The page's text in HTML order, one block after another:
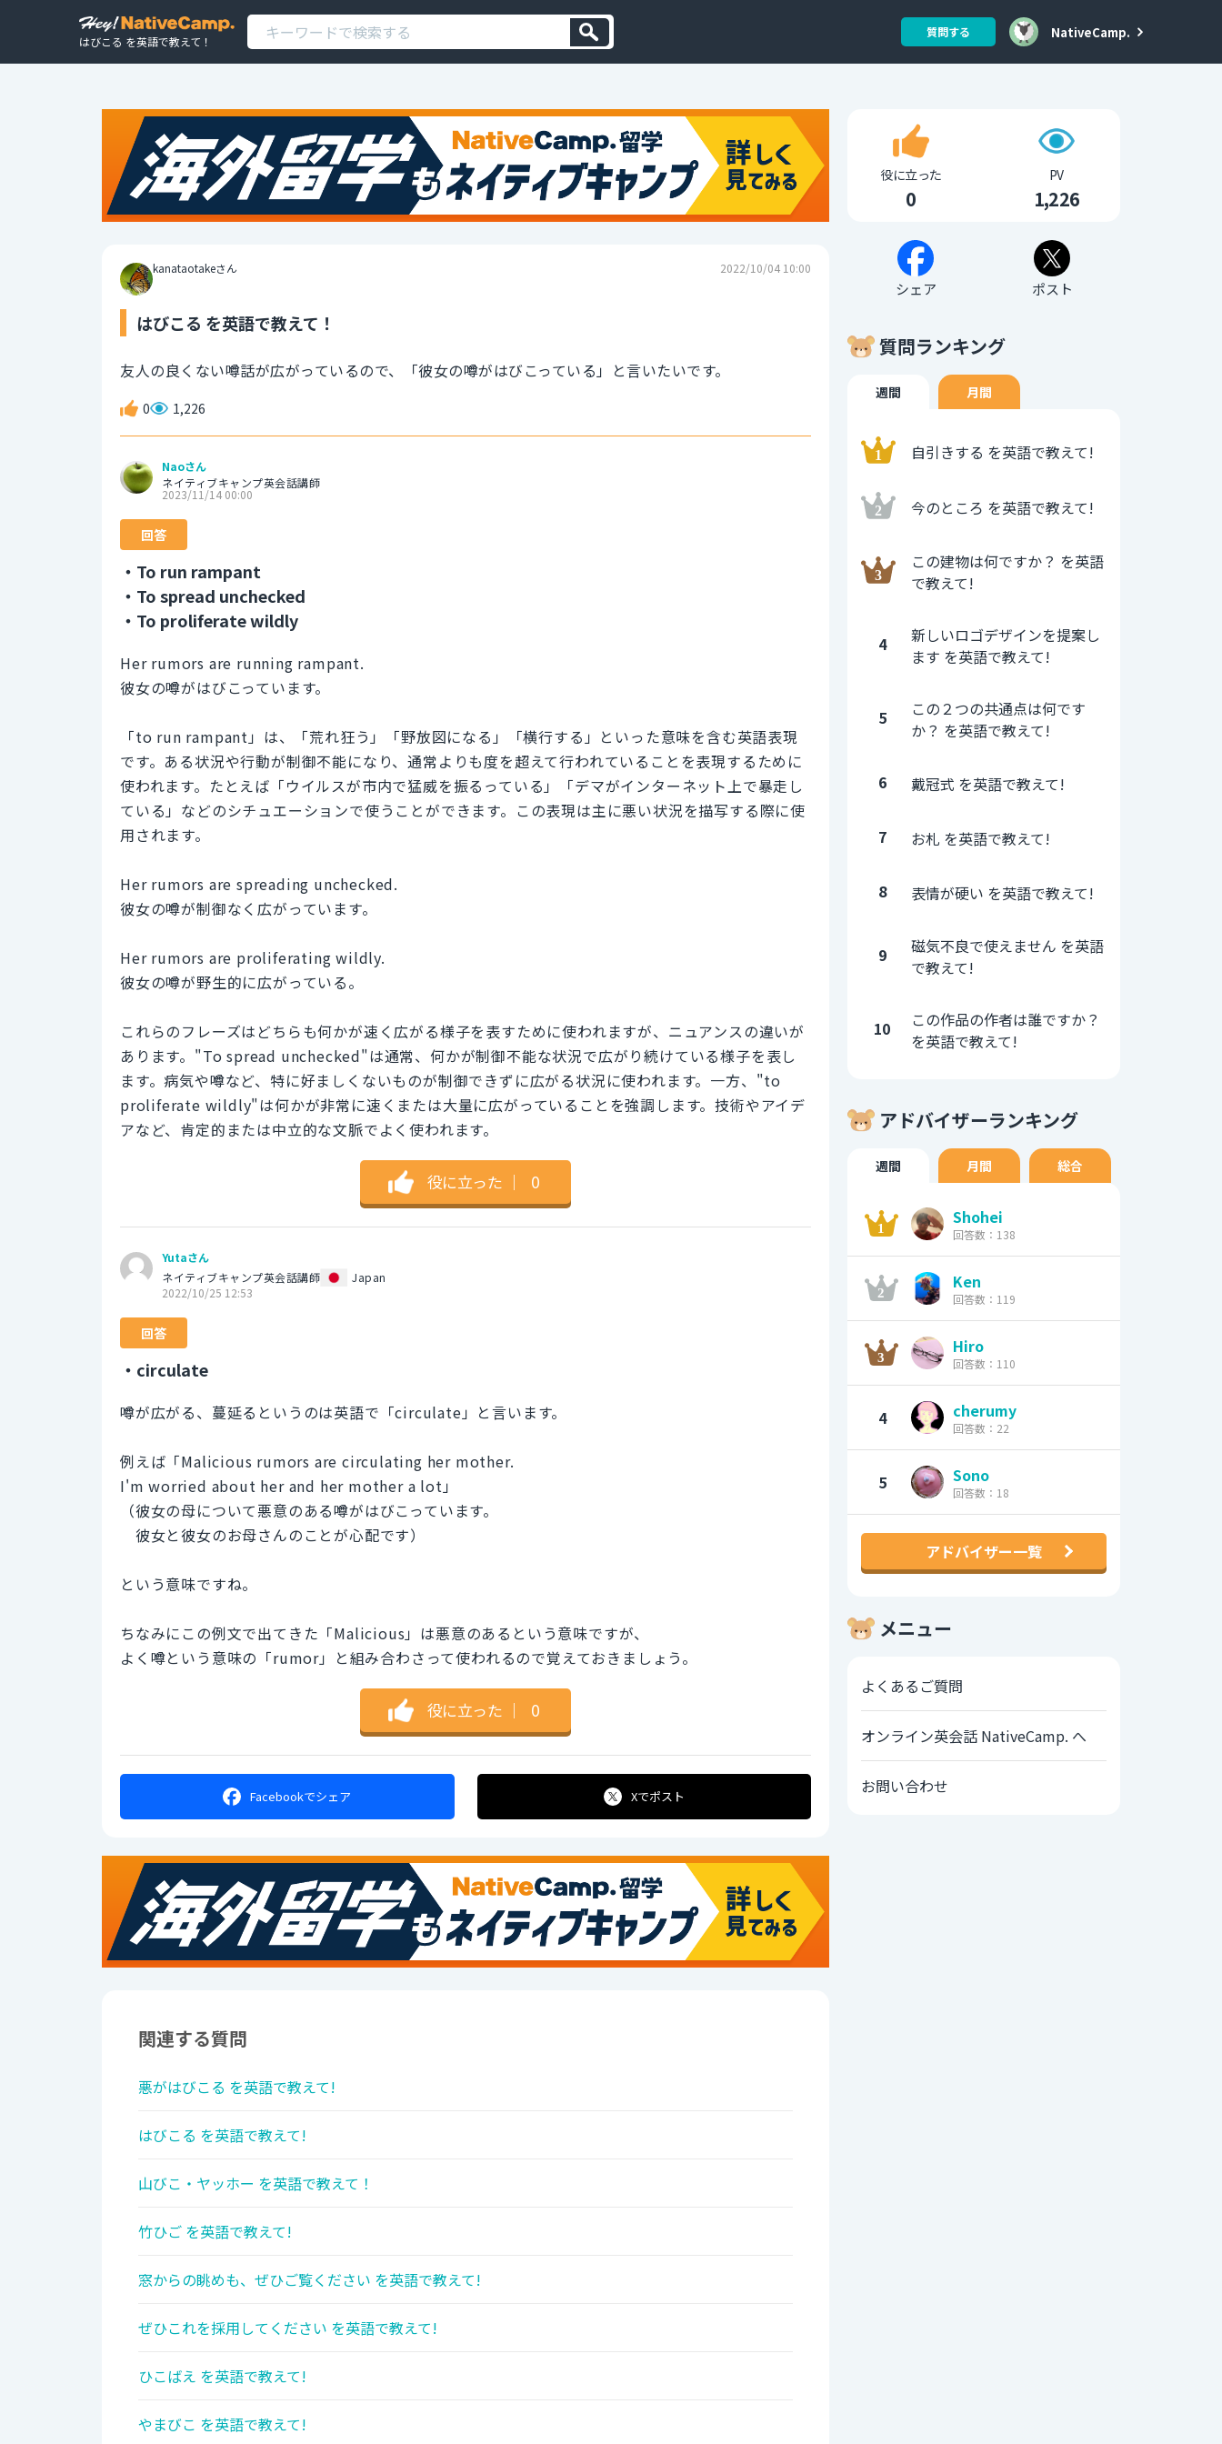
はびこる を英語で教えて！
質問する NativeCamp.
kanataotakeさん 2022/10/04 10:00
はびこる を英語で教えて！
友人の良くない噂話が広がっているので、「彼女の噂がはびこっている」と言いたいです。
0 1,226
Naoさん
ネイティブキャンプ英会話講師
2023/11/14 00:00
回答
・To run rampant
・To spread unchecked
・To proliferate wildly
Her rumors are running rampant.
彼女の噂がはびこっています。
「to run rampant」は、「荒れ狂う」「野放図になる」「横行する」といった意味を含む英語表現
です。ある状況や行動が制御不能になり、通常よりも度を超えて行われていることを表現するために
使われます。たとえば「ウイルスが市内で猛威を振るっている」「デマがインターネット上で暴走し
ている」などのシチュエーションで使うことができます。この表現は主に悪い状況を描写する際に使
用されます。
Her rumors are spreading unchecked.
彼女の噂が制御なく広がっています。
Her rumors are proliferating wildly.
彼女の噂が野生的に広がっている。
これらのフレーズはどちらも何かが速く広がる様子を表すために使われますが、ニュアンスの違いが
あります。"To spread unchecked"は通常、何かが制御不能な状況で広がり続けている様子を表し
ます。病気や噂など、特に好ましくないものが制御できずに広がる状況に使われます。一方、"to
proliferate wildly"は何かが非常に速くまたは大量に広がっていることを強調します。技術やアイデ
アなど、肯定的または中立的な文脈でよく使われます。
役に立った ｜ 0
Yutaさん
ネイティブキャンプ英会話講師
Japan
2022/10/25 12:53
回答
・circulate
噂が広がる、蔓延るというのは英語で「circulate」と言います。
例えば「Malicious rumors are circulating her mother.
I'm worried about her and her mother a lot」
（彼女の母について悪意のある噂がはびこっています。
彼女と彼女のお母さんのことが心配です）
という意味ですね。
ちなみにこの例文で出てきた「Malicious」は悪意のあるという意味ですが、
よく噂という意味の「rumor」と組み合わさって使われるので覚えておきましょう。
役に立った ｜ 0
Facebookでシェア Xでポスト
関連する質問
悪がはびこる を英語で教えて!
はびこる を英語で教えて!
山びこ・ヤッホー を英語で教えて！
竹ひご を英語で教えて!
窓からの眺めも、ぜひご覧ください を英語で教えて!
ぜひこれを採用してください を英語で教えて!
ひこばえ を英語で教えて!
やまびこ を英語で教えて!
役に立った
0
PV
1,226
シェア ポスト
質問ランキング
週間 月間
自引きする を英語で教えて!
今のところ を英語で教えて!
この建物は何ですか？ を英語
で教えて!
4
新しいロゴデザインを提案し
ます を英語で教えて!
5
この２つの共通点は何です
か？ を英語で教えて!
6 戴冠式 を英語で教えて!
7 お札 を英語で教えて!
8 表情が硬い を英語で教えて!
9
磁気不良で使えません を英語
で教えて!
10
この作品の作者は誰ですか？
を英語で教えて!
アドバイザーランキング
週間 月間 総合
Shohei
回答数：138
Ken
回答数：119
Hiro
回答数：110
4 cherumy
回答数：22
5 Sono
回答数：18
アドバイザー一覧
メニュー
よくあるご質問
オンライン英会話 NativeCamp. へ
お問い合わせ